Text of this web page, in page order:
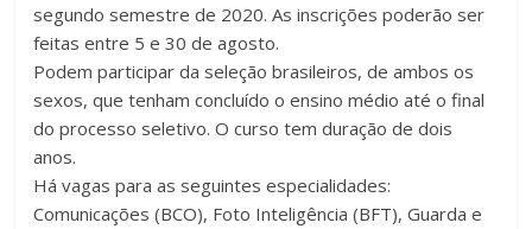
segundo semestre de 2020. As inscrições poderão ser
feitas entre 5 e 30 de agosto.
Podem participar da seleção brasileiros, de ambos os
sexos, que tenham concluído o ensino médio até o final
do processo seletivo. O curso tem duração de dois
anos.
Há vagas para as seguintes especialidades:
Comunicações (BCO), Foto Inteligência (BFT), Guarda e